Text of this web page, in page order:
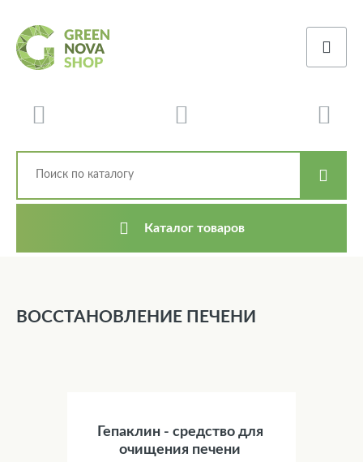
Каталог товаров
ВОССТАНОВЛЕНИЕ ПЕЧЕНИ
Гепаклин - средство для
очищения печени